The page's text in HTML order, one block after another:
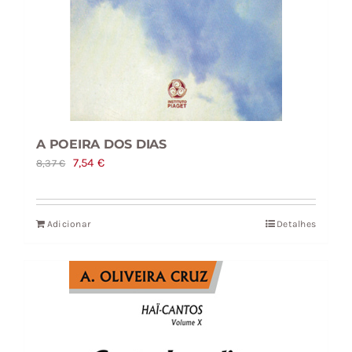
A POEIRA DOS DIAS
8,37€
O
original
era:
7,54 €O
atual
Adicionar Detalhes